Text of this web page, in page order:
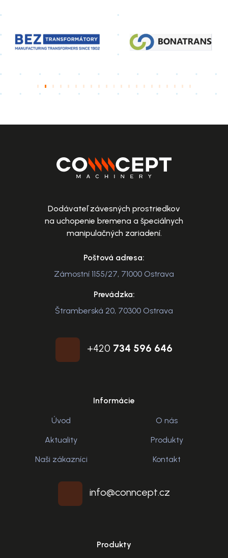
Dodávateľ závesných prostriedkov
na uchopenie bremena a špeciálnych
manipulačných zariadení.
Poštová adresa:
Zámostní 1155/27, 71000 Ostrava
Prevádzka:
Štramberská 20, 70300 Ostrava
+420 734 596 646
Informácie
Úvod
O nás
Aktuality
Produkty
Naši zákazníci
Kontakt
info@conncept.cz
Produkty